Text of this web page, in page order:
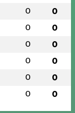
0 0
0 0
0 0
0 0
0 0
0 0